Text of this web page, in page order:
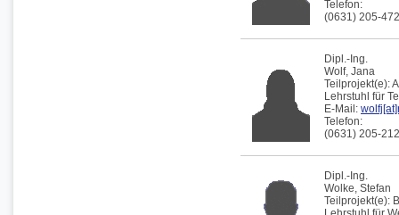
Telefon:
(0631) 205-
Dipl.-Ing.
Wolf, Jana
Teilprojekt(e):
Lehrstuhl für
E-Mail:
Telefon:
(0631) 205-
Dipl.-Ing.
Wolke, Stefan
Teilprojekt(e):